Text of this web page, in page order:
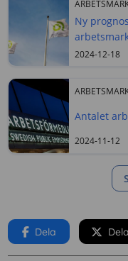
Ny
2024-12-18
Antalet
2024-11-12
Dela Dela